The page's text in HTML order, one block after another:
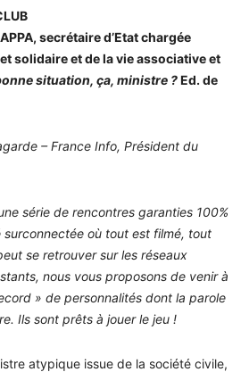
secrétaire d’Etat chargée
solidaire et de la vie associative et
situation, ça, ministre ?Ed. de
– France Info, Président du
série de rencontres garanties 100%
où tout est filmé, tout
se retrouver sur les réseaux
nous vous proposons de venir à
» de personnalités dont la parole
Ils sont prêts à jouer le jeu !
atypique issue de la société civile,